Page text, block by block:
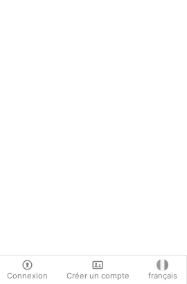
Connexion Créer un compte français